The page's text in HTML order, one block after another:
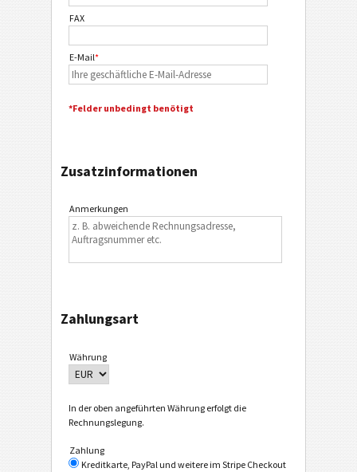
FAX
E-Mail*
*Felder unbedingt benötigt
Zusatzinformationen
Anmerkungen
Zahlungsart
Währung
In der oben angeführten Währung erfolgt die
Rechnungslegung.
Zahlung
Kreditkarte, PayPal und weitere im Stripe Checkout